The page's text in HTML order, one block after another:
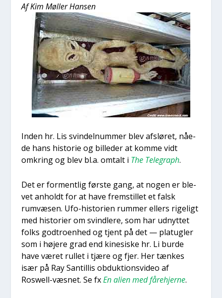
Af Kim Møl­ler Han­sen
Inden hr. Lis svin­delnum­mer blev afslø­ret, nåe­
de hans histo­rie og bil­le­der at kom­me vidt
omkring og blev bl.a. omtalt i The Tele­graph.
Det er for­ment­lig før­ste gang, at nogen er ble­
vet anholdt for at have frem­stil­let et falsk
rumvæ­sen. Ufo-histo­ri­en rum­mer ellers rige­ligt
med histo­ri­er om svind­le­re, som har udnyt­tet
folks god­tro­en­hed og tjent på det — pla­tug­ler
som i høje­re grad end kine­si­ske hr. Li bur­de
have været rul­let i tjæ­re og fjer. Her tæn­kes
især på Ray San­til­lis obduk­tions­vi­deo af
Roswell-væs­net. Se fxEn ali­en med fåre­hjer­ne.